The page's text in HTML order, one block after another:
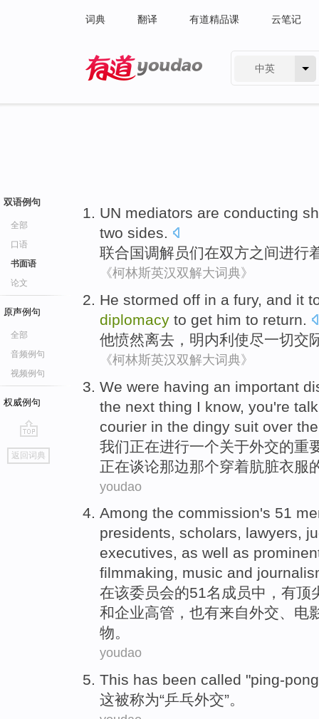
词典 翻译 有道精品课 云笔记
中英
双语例句
全部
口语
书面语
论文
原声例句
全部
音频例句
视频例句
权威例句
go
top
返回词典
UN mediators are conducting
two sides.
联合国调解员们在双方之间进行
《柯林斯英汉双解大词典》
He stormed off in a fury, and it
diplomacy to get him to return.
他愤然离去 ，明内利使尽一切交
《柯林斯英汉双解大词典》
We were having an important
the next thing I know, you're
courier in the dingy suit over
我们正在进行一个关于外交的重
正在谈论那边那个穿着肮脏衣服
youdao
Among the commission's 51
presidents, scholars, lawyers,
executives, as well as
filmmaking, music and
在该委员会的51名成员中， 有顶
和企业高管 ， 也有来自外交、 电
物。
youdao
This has been called "ping-
这被称为“乒乓外交”。